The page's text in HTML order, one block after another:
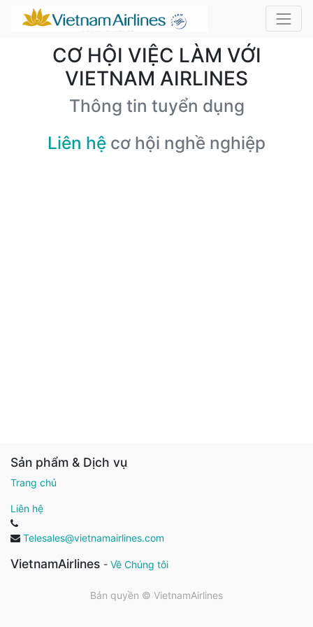
CƠ HỘI VIỆC LÀM VỚI
VIETNAM AIRLINES
Thông tin tuyển dụng
Liên hệ cơ hội nghề nghiệp
Sản phẩm & Dịch vụ
Trang chủ
Liên hệ
Telesales@vietnamairlines.com
VietnamAirlines - Về Chúng tôi
Bản quyền © VietnamAirlines